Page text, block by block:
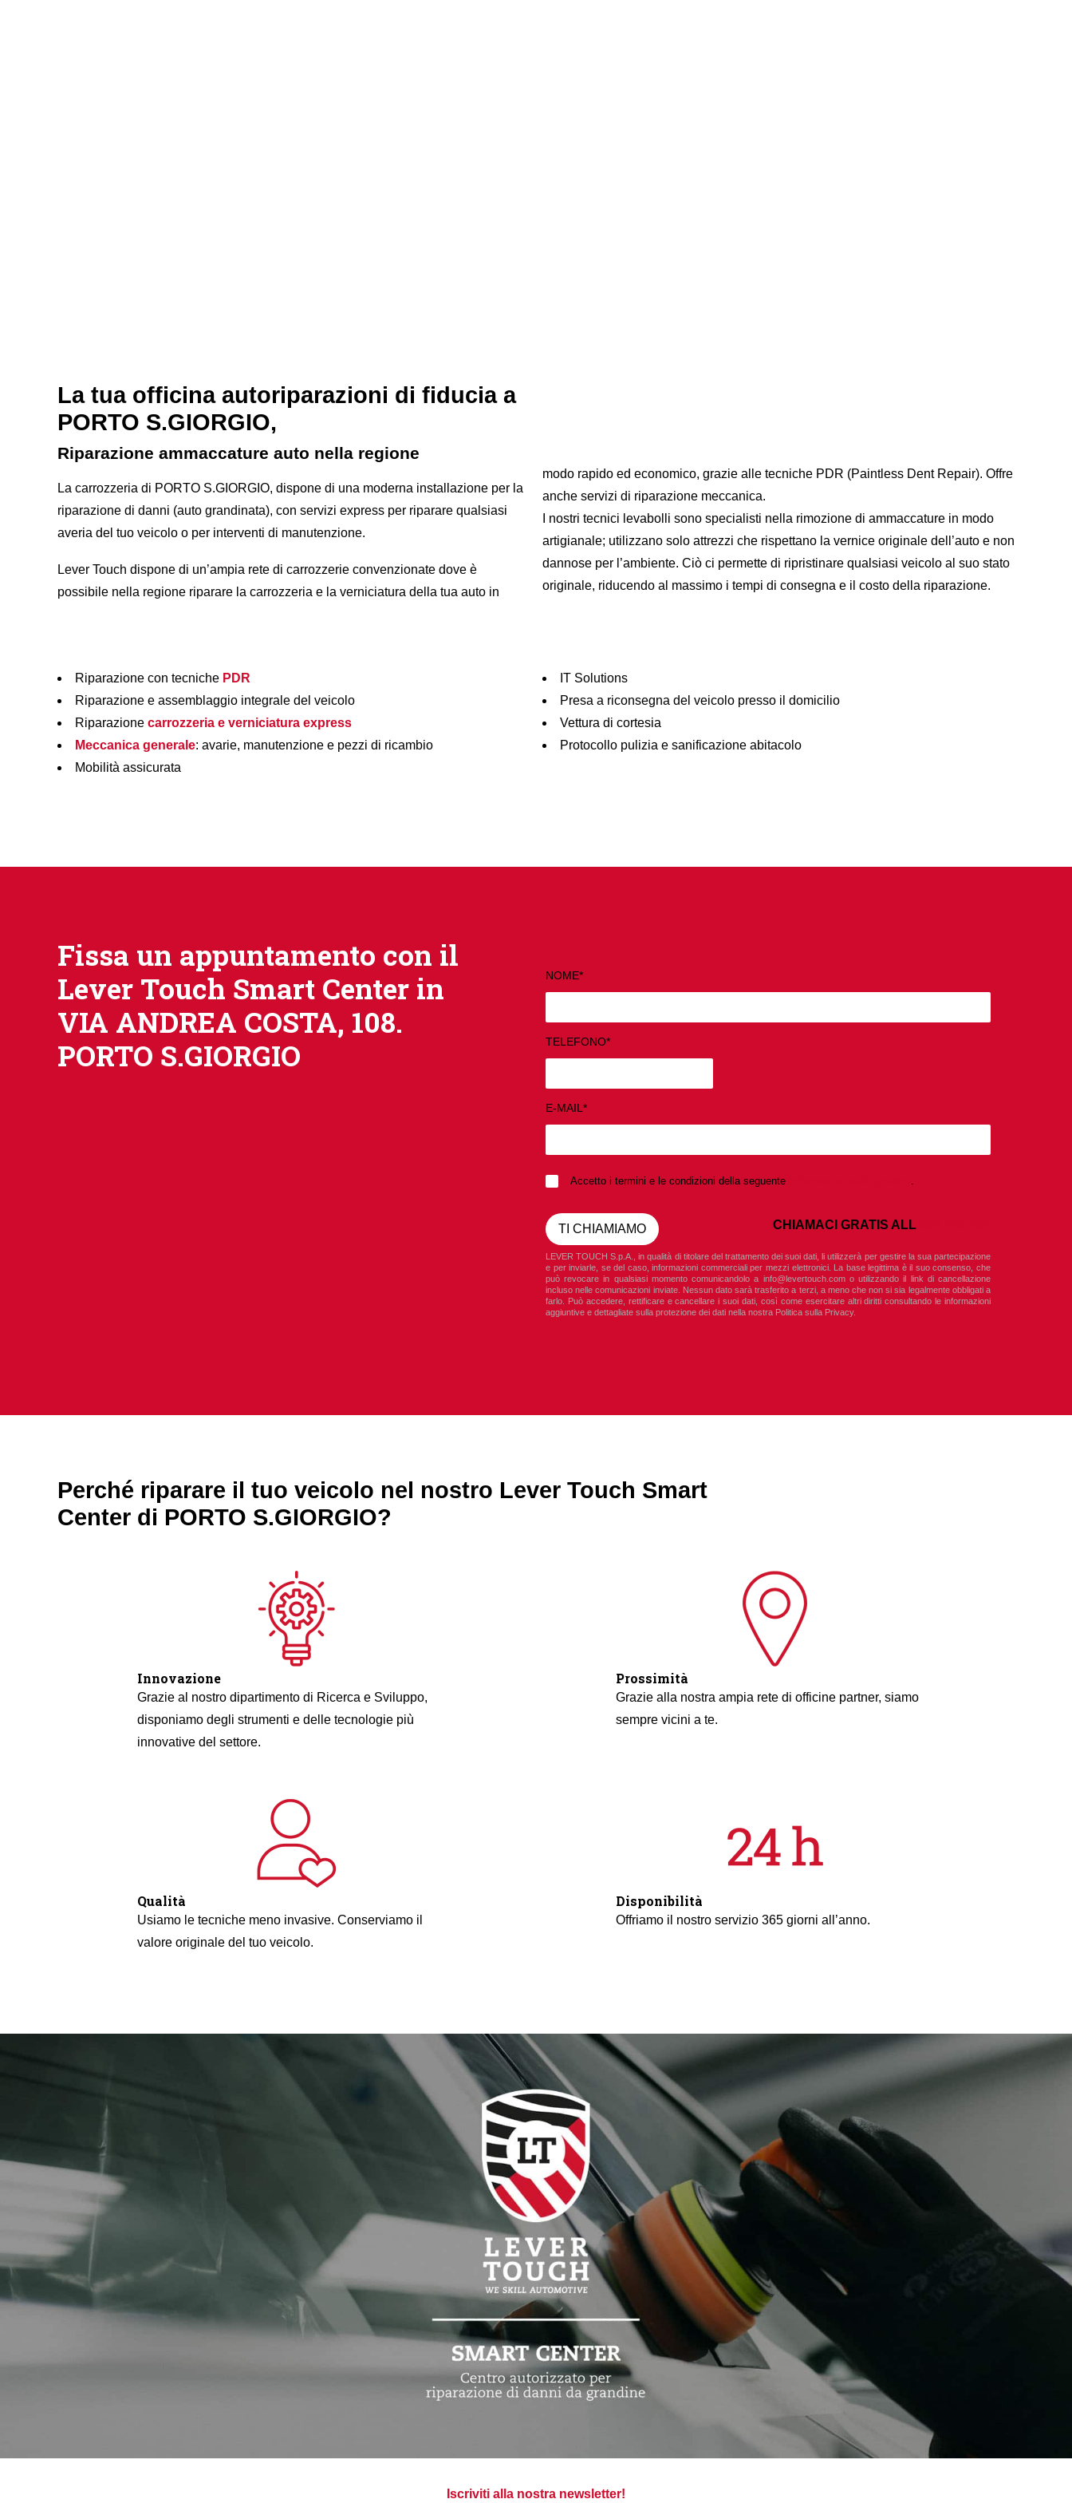
La tua officina autoriparazioni di fiducia a
PORTO S.GIORGIO,
Riparazione ammaccature auto nella regione
La carrozzeria di PORTO S.GIORGIO, dispone di una moderna installazione per la
riparazione di danni (auto grandinata), con servizi express per riparare qualsiasi
averia del tuo veicolo o per interventi di manutenzione.
Lever Touch dispone di un’ampia rete di carrozzerie convenzionate dove è
possibile nella regione riparare la carrozzeria e la verniciatura della tua auto in
modo rapido ed economico, grazie alle tecniche PDR (Paintless Dent Repair). Offre
anche servizi di riparazione meccanica.
I nostri tecnici levabolli sono specialisti nella rimozione di ammaccature in modo
artigianale; utilizzano solo attrezzi che rispettano la vernice originale dell’auto e non
dannose per l’ambiente. Ciò ci permette di ripristinare qualsiasi veicolo al suo stato
originale, riducendo al massimo i tempi di consegna e il costo della riparazione.
Riparazione con tecniche PDR
Riparazione e assemblaggio integrale del veicolo
Riparazione carrozzeria e verniciatura express
Meccanica generale: avarie, manutenzione e pezzi di ricambio
Mobilità assicurata
IT Solutions
Presa a riconsegna del veicolo presso il domicilio
Vettura di cortesia
Protocollo pulizia e sanificazione abitacolo
Fissa un appuntamento con il
Lever Touch Smart Center in
VIA ANDREA COSTA, 108.
PORTO S.GIORGIO
NOME*
TELEFONO*
E-MAIL*
Accetto i termini e le condizioni della seguente .
CHIAMACI GRATIS ALL
LEVER TOUCH S.p.A., in qualità di titolare del trattamento dei suoi dati, li utilizzerà per gestire la sua partecipazione
e per inviarle, se del caso, informazioni commerciali per mezzi elettronici. La base legittima è il suo consenso, che
può revocare in qualsiasi momento comunicandolo a info@levertouch.como utilizzando il link di cancellazione
incluso nelle comunicazioni inviate. Nessun dato sarà trasferito a terzi, a meno che non si sia legalmente obbligati a
farlo. Può accedere, rettificare e cancellare i suoi dati, così come esercitare altri diritti consultando le informazioni
aggiuntive e dettagliate sulla protezione dei dati nella nostra Politica sulla Privacy.
Perché riparare il tuo veicolo nel nostro Lever Touch Smart
Center di PORTO S.GIORGIO?
Innovazione
Grazie al nostro dipartimento di Ricerca e Sviluppo,
disponiamo degli strumenti e delle tecnologie più
innovative del settore.
Prossimità
Grazie alla nostra ampia rete di officine partner, siamo
sempre vicini a te.
Qualità
Usiamo le tecniche meno invasive. Conserviamo il
valore originale del tuo veicolo.
Disponibilità
Offriamo il nostro servizio 365 giorni all’anno.
Iscriviti alla nostra newsletter!